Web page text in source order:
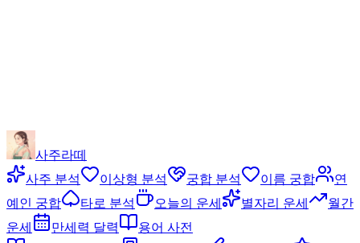
사주라떼
사주 분석
이상형 분석 궁합 분석 이름 궁합
연
예인 궁합
타로 분석 오늘의 운세 별자리 운세
월간
운세
만세력 달력
용어 사전